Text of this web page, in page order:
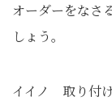
オーダーをなさ
しょう。
イイノ 取り付